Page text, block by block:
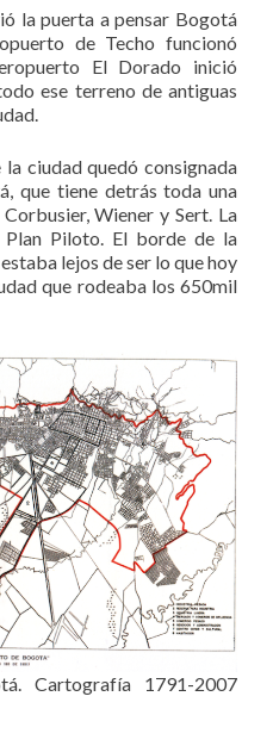
la puerta a pensar Bogotá
de Techo funcionó
El Dorado inició
ese terreno de antiguas
ciudad quedó consignada
que tiene detrás toda una
Wiener y Sert. La
Plan Piloto. El borde de la
lejos de ser lo que hoy
que rodeaba los 650mil
Cartografía 1791-2007